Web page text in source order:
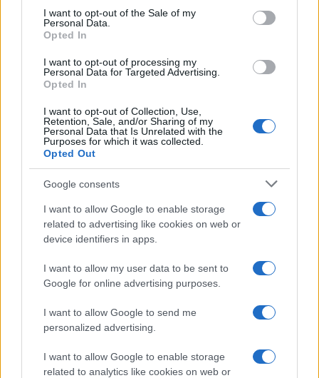
consent section.
I want to opt-out of the Sale of my
Personal Data.
Opted In
I want to opt-out of processing my
Personal Data for Targeted Advertising.
Opted In
I want to opt-out of Collection, Use,
Retention, Sale, and/or Sharing of my
Personal Data that Is Unrelated with the
Purposes for which it was collected.
Opted Out
Google consents
I want to allow Google to enable storage
related to advertising like cookies on web or
device identifiers in apps.
I want to allow my user data to be sent to
Google for online advertising purposes.
I want to allow Google to send me
personalized advertising.
I want to allow Google to enable storage
related to analytics like cookies on web or
NEWS E ATTUALITÀ
ICA Milano presenta mostre, concerti e letture per
Matteo Pellegrino · 6 Ago 2026